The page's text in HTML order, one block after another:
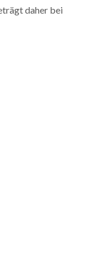
daher bei